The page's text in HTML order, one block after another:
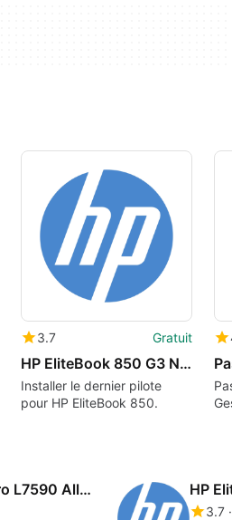
3.7 Gratuit
HP EliteBook 850 G3 Notebook PC drivers
Installer le dernier pilote
pour HP EliteBook 850.
HP Officejet Pro L7590 All-in-One Printer drivers
3.7